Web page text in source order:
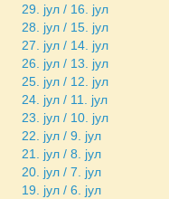
29. јул / 16. јул
28. јул / 15. јул
27. јул / 14. јул
26. јул / 13. јул
25. јул / 12. јул
24. јул / 11. јул
23. јул / 10. јул
22. јул / 9. јул
21. јул / 8. јул
20. јул / 7. јул
19. јул / 6. јул